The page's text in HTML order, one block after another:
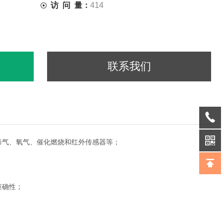
访 问 量： 414
联系我们
、氧气、催化燃烧和红外传感器等；
性；